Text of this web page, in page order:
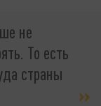
не
То есть
страны